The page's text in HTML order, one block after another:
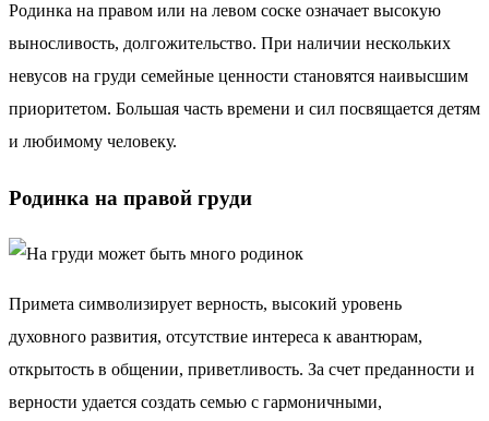
Родинка на правом или на левом соске означает высокую
выносливость, долгожительство. При наличии нескольких
невусов на груди семейные ценности становятся наивысшим
приоритетом. Большая часть времени и сил посвящается детям
и любимому человеку.
Родинка на правой груди
Примета символизирует верность, высокий уровень
духовного развития, отсутствие интереса к авантюрам,
открытость в общении, приветливость. За счет преданности и
верности удается создать семью с гармоничными,